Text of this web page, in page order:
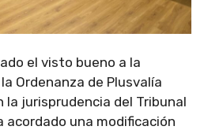
el visto bueno a la
Ordenanza de Plusvalía
la jurisprudencia del Tribunal
acordado una modificación